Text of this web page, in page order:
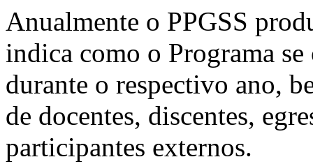
Anualmente o PPGSS
indica como o Programa
durante o respectivo ano,
de docentes, discentes,
participantes externos.